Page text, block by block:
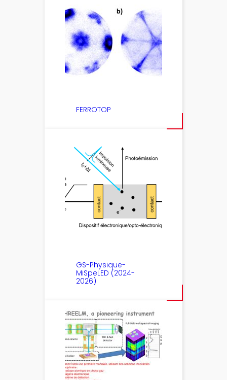
FERROTOP
GS-Physique-
MiSpeLED (2024-
2026)